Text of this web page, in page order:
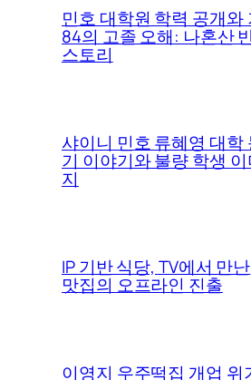
민호 대학원 학력 공개와
84의 고졸 오해: 나혼산
스토리
샤이니 민호 류혜영 대학
기 이야기와 불량 학생 이
지
IP 기반 식당, TV에서 만난
맛집의 오프라인 진출
이영지 우주떡집 개업 위